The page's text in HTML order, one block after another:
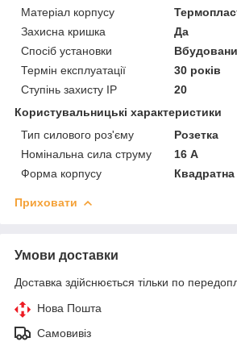
Матеріал корпусу
Захисна кришка
Да
Спосіб установки
Термін експлуатації
30 років
Ступінь захисту IP
20
Користувальницькі характеристики
Тип силового роз'єму
Розетка
Номінальна сила струму
16 А
Форма корпусу
Квадратна
Приховати
Умови доставки
Доставка здійснюється тільки по
Нова Пошта
Самовивіз